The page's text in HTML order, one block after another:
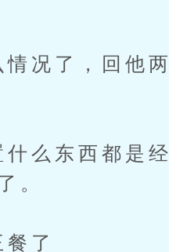
况了，回他两
么东西都是经
。
了